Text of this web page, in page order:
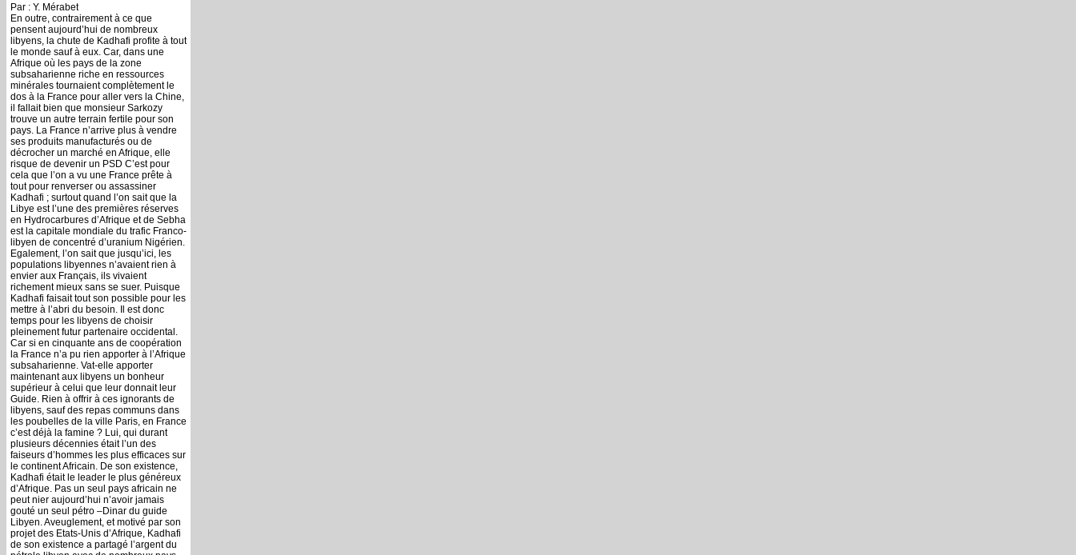
Par : Y. Mérabet
En outre, contrairement à ce que
pensent aujourd’hui de nombreux
libyens, la chute de Kadhafi profite à tout
le monde sauf à eux. Car, dans une
Afrique où les pays de la zone
subsaharienne riche en ressources
minérales tournaient complètement le
dos à la France pour aller vers la Chine,
il fallait bien que monsieur Sarkozy
trouve un autre terrain fertile pour son
pays. La France n’arrive plus à vendre
ses produits manufacturés ou de
décrocher un marché en Afrique, elle
risque de devenir un PSD C’est pour
cela que l’on a vu une France prête à
tout pour renverser ou assassiner
Kadhafi ; surtout quand l’on sait que la
Libye est l’une des premières réserves
en Hydrocarbures d’Afrique et de Sebha
est la capitale mondiale du trafic Franco-
libyen de concentré d’uranium Nigérien.
Egalement, l’on sait que jusqu’ici, les
populations libyennes n’avaient rien à
envier aux Français, ils vivaient
richement mieux sans se suer. Puisque
Kadhafi faisait tout son possible pour les
mettre à l’abri du besoin. Il est donc
temps pour les libyens de choisir
pleinement futur partenaire occidental.
Car si en cinquante ans de coopération
la France n’a pu rien apporter à l’Afrique
subsaharienne. Vat-elle apporter
maintenant aux libyens un bonheur
supérieur à celui que leur donnait leur
Guide. Rien à offrir à ces ignorants de
libyens, sauf des repas communs dans
les poubelles de la ville Paris, en France
c’est déjà la famine ? Lui, qui durant
plusieurs décennies était l’un des
faiseurs d’hommes les plus efficaces sur
le continent Africain. De son existence,
Kadhafi était le leader le plus généreux
d’Afrique. Pas un seul pays africain ne
peut nier aujourd’hui n’avoir jamais
gouté un seul pétro –Dinar du guide
Libyen. Aveuglement, et motivé par son
projet des Etats-Unis d’Afrique, Kadhafi
de son existence a partagé l’argent du